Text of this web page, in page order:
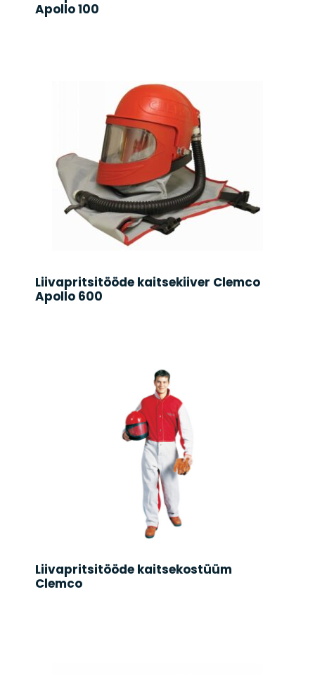
Apollo 100
Liivapritsitööde kaitsekiiver Clemco
Apollo 600
Liivapritsitööde kaitsekostüüm
Clemco